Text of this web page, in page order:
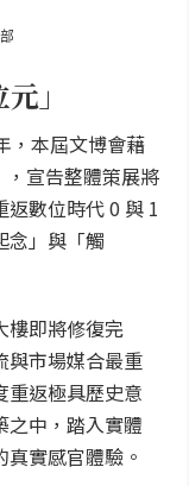
」
，本屆文博會藉
宣告整體策展將
數位時代 0 與 1
念」與「觸
樓即將修復完
與市場媒合最重
重返極具歷史意
之中，踏入實體
實感官體驗。